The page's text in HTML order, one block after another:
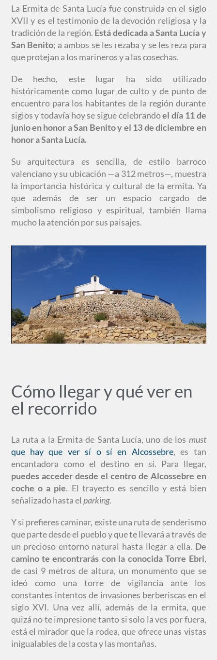
La Ermita de Santa Lucía fue construida en el siglo
XVII y es el testimonio de la devoción religiosa y la
tradición de la región. Está dedicada a Santa Lucía y
San Benito; a ambos se les rezaba y se les reza para
que protejan a los marineros y a las cosechas.
De hecho, este lugar ha sido utilizado
históricamente como lugar de culto y de punto de
encuentro para los habitantes de la región durante
siglos y todavía hoy se sigue celebrandoel día 11 de
junio en honor a San Benito y el 13 de diciembre en
honor a Santa Lucía.
Su arquitectura es sencilla, de estilo barroco
valenciano y su ubicación —a 312 metros—, muestra
la importancia histórica y cultural de la ermita. Ya
que además de ser un espacio cargado de
simbolismo religioso y espiritual, también llama
mucho la atención por sus paisajes.
Cómo llegar y qué ver en
el recorrido
La ruta a la Ermita de Santa Lucía, uno de los must
que hay que ver sí o sí en Alcossebre, es tan
encantadora como el destino en sí. Para llegar,
puedes acceder desde el centro de Alcossebre en
coche o a pie. El trayecto es sencillo y está bien
señalizado hasta el parking.
Y si prefieres caminar, existe una ruta de senderismo
que parte desde el pueblo y que te llevará a través de
un precioso entorno natural hasta llegar a ella. De
camino te encontrarás con la conocida Torre Ebri,
de casi 9 metros de altura, un monumento que se
ideó como una torre de vigilancia ante los
constantes intentos de invasiones berberiscas en el
siglo XVI. Una vez allí, además de la ermita, que
quizá no te impresione tanto si solo la ves por fuera,
está el mirador que la rodea, que ofrece unas vistas
inigualables de la costa y las montañas.